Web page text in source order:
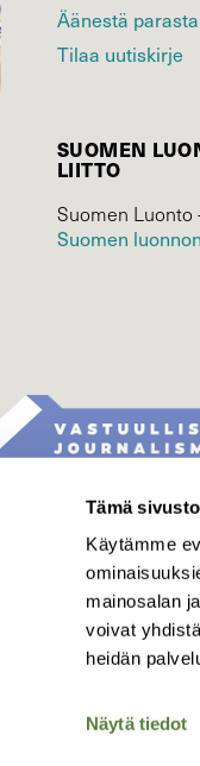
Tämä
Käytämme
mainosalan
voivat
heidän
Näytä tiedot
Äänestä
Tilaa uutiskirje
SUOMEN
LIITTO
Suomen Luonto
Suomen